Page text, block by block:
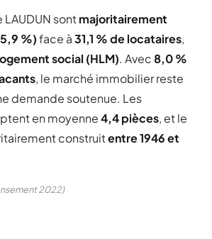
sontmajoritairement
%)face à31,1 % de locataires,
social (HLM). Avec8,0 %
, le marché immobilier reste
demande soutenue. Les
en moyenne4,4 pièces, et le
construitentre 1946 et
2022)